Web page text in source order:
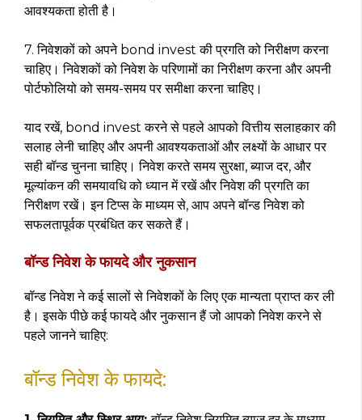
आवश्यकता होती है।
7. निवेशकों को अपने bond invest की प्रगति को निरीक्षण करना
चाहिए। निवेशकों को निवेश के परिणामों का निरीक्षण करना और अपनी
पोर्टफोलियो को समय-समय पर समीक्षा करना चाहिए।
याद रखें, bond invest करने से पहले आपको वित्तीय सलाहकार की
सलाह लेनी चाहिए और अपनी आवश्यकताओं और लक्ष्यों के आधार पर
सही बॉन्ड चुनना चाहिए। निवेश करते समय सुरक्षा, ब्याज दर, और
मूल्यांकन की समयावधि को ध्यान में रखें और निवेश की प्रगति का
निरीक्षण रखें। इन टिप्स के माध्यम से, आप अपने बॉन्ड निवेश को
सफलतापूर्वक प्रबंधित कर सकते हैं।
बॉन्ड निवेश के फायदे और नुकसान
बॉन्ड निवेश ने कई सालों से निवेशकों के लिए एक मान्यता प्राप्त कर ली
है। इसके पीछे कई फायदे और नुकसान हैं जो आपको निवेश करने से
पहले जानने चाहिए:
बॉन्ड निवेश के फायदे: